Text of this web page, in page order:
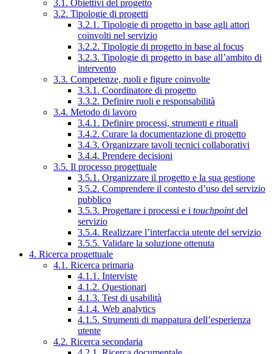
3.1. Obiettivi del progetto
3.2. Tipologie di progetti
3.2.1. Tipologie di progetto in base agli attori
coinvolti nel servizio
3.2.2. Tipologie di progetto in base al focus
3.2.3. Tipologie di progetto in base all’ambito di
intervento
3.3. Competenze, ruoli e figure coinvolte
3.3.1. Coordinatore di progetto
3.3.2. Definire ruoli e responsabilità
3.4. Metodo di lavoro
3.4.1. Definire processi, strumenti e rituali
3.4.2. Curare la documentazione di progetto
3.4.3. Organizzare tavoli tecnici collaborativi
3.4.4. Prendere decisioni
3.5. Il processo progettuale
3.5.1. Organizzare il progetto e la sua gestione
3.5.2. Comprendere il contesto d’uso del servizio
pubblico
3.5.3. Progettare i processi e i touchpointdel
servizio
3.5.4. Realizzare l’interfaccia utente del servizio
3.5.5. Validare la soluzione ottenuta
4. Ricerca progettuale
4.1. Ricerca primaria
4.1.1. Interviste
4.1.2. Questionari
4.1.3. Test di usabilità
4.1.4. Web analytics
4.1.5. Strumenti di mappatura dell’esperienza
utente
4.2. Ricerca secondaria